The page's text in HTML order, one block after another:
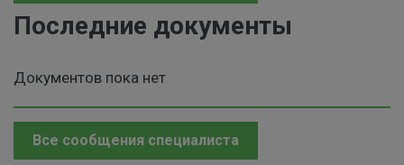
Последние документы
Документов пока нет
Все сообщения специалиста